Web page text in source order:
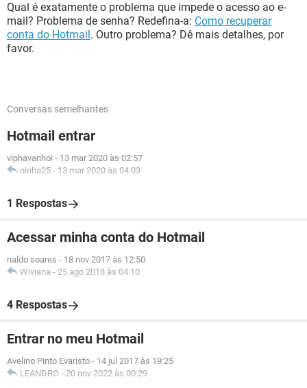
Qual é exatamente o problema que impede o acesso ao e-
mail? Problema de senha? Redefina-a: Como recuperar
conta do Hotmail. Outro problema? Dê mais detalhes, por
favor.
Conversas semelhantes
Hotmail entrar
viphavanhoi - 13 mar 2020 às 02:57
ninha25 - 13 mar 2020 às 04:03
1 Respostas
Acessar minha conta do Hotmail
naldo soares - 18 nov 2017 às 12:50
Wiviana - 25 ago 2018 às 04:10
4 Respostas
Entrar no meu Hotmail
Avelino Pinto Evaristo - 14 jul 2017 às 19:25
LEANDRO - 20 nov 2022 às 00:29